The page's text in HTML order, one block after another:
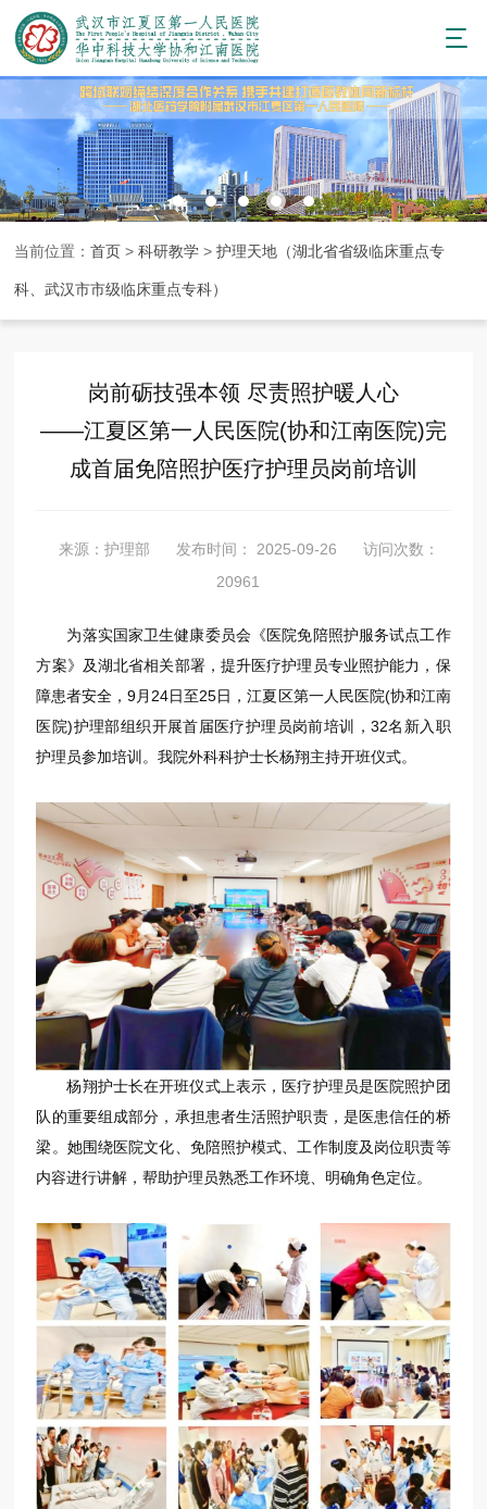
当前位置：首页 >科研教学 >护理天地（湖北省省级临床重点专
科、武汉市市级临床重点专科）
岗前砺技强本领 尽责照护暖人心
——江夏区第一人民医院(协和江南医院)完
成首届免陪照护医疗护理员岗前培训
来源：护理部 发布时间： 2025-09-26
访问次数：
20961
为落实国家卫生健康委员会《医院免陪照护服务试点工作
方案》及湖北省相关部署，提升医疗护理员专业照护能力，保
障患者安全，9月24日至25日，江夏区第一人民医院(协和江南
医院)护理部组织开展首届医疗护理员岗前培训，32名新入职
护理员参加培训。我院外科科护士长杨翔主持开班仪式。
杨翔护士长在开班仪式上表示，医疗护理员是医院照护团
队的重要组成部分，承担患者生活照护职责，是医患信任的桥
梁。她围绕医院文化、免陪照护模式、工作制度及岗位职责等
内容进行讲解，帮助护理员熟悉工作环境、明确角色定位。